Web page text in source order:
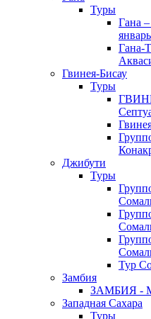
Туры
Гана
Гана-
Гвинея-Бисау
Туры
Джибути
Туры
Тур
Замбия
ЗАМБИЯ -
Западная Сахара
Туры